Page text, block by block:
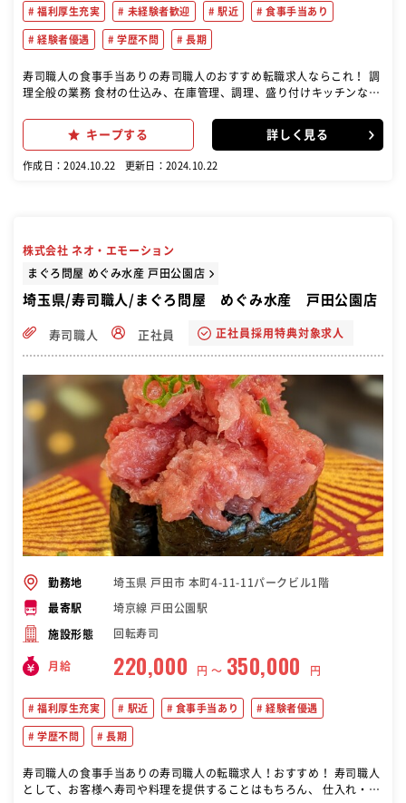
福利厚生充実 未経験者歓迎 駅近 食事手当あり
経験者優遇 学歴不問 長期
寿司職人の食事手当ありの寿司職人のおすすめ転職求人ならこれ！ 調
理全般の業務 食材の仕込み、在庫管理、調理、盛り付けキッチンなど
舗のオープニングスタッフとしての立ち上げにも通じるチャンスがあ
キープする 詳しく見る
作成日：2024.10.22 更新日：2024.10.22
株式会社 ネオ・エモーション
まぐろ問屋 めぐみ水産 戸田公園店
埼玉県/寿司職人/まぐろ問屋 めぐみ水産 戸田公園店
寿司職人 正社員 正社員採用特典対象求人
勤務地 埼玉県 戸田市 本町4-11-11パークビル1階
最寄駅 埼京線 戸田公園駅
施設形態 回転寿司
月給 220,000 円 〜 350,000 円
福利厚生充実 駅近 食事手当あり 経験者優遇
学歴不問 長期
寿司職人の食事手当ありの寿司職人の転職求人！おすすめ！ 寿司職人
として、お客様へ寿司や料理を提供することはもちろん、 仕入れ・メ